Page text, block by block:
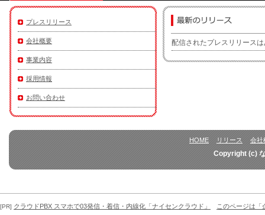
プレスリリース
会社概要
事業内容
採用情報
お問い合わせ
配信されたプレスリリース
HOME リリース 会社
Copyright (c)
[PR] クラウドPBX スマホで03発信・着信・内線化「ナイセンクラウド」 このページは